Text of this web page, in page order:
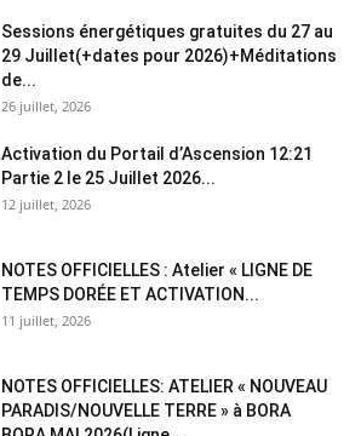
Sessions énergétiques gratuites du 27 au
29 Juillet(+dates pour 2026)+Méditations
de...
26 juillet, 2026
Activation du Portail d’Ascension 12:21
Partie 2 le 25 Juillet 2026...
12 juillet, 2026
NOTES OFFICIELLES : Atelier « LIGNE DE
TEMPS DORÉE ET ACTIVATION...
11 juillet, 2026
NOTES OFFICIELLES: ATELIER « NOUVEAU
PARADIS/NOUVELLE TERRE » à BORA